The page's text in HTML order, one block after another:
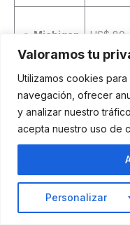
Valoramos tu
Utilizamos cookies
navegación, ofrecer
y analizar nuestro
acepta nuestro uso de
Personalizar
Michigan US$ 80
Georgia US$ 30
US$ 50
Costos de cursos de